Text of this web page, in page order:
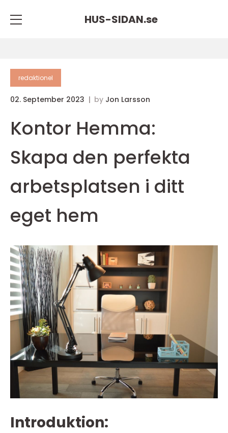
HUS-SIDAN.se
redaktionel
02. September 2023 by Jon Larsson
Kontor Hemma:
Skapa den perfekta
arbetsplatsen i ditt
eget hem
Introduktion: